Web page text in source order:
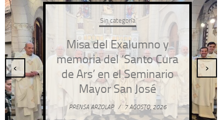
Sin categoría
Misa del Exalumno y
memoria del ‘Santo Cura
de Ars’ en el Seminario
Mayor San José
PRENSA ARZOLAP / 7 AGOSTO, 2026
‹ ›